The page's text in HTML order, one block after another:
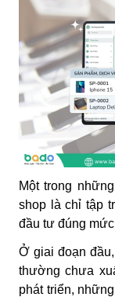
Một trong
shop là chỉ tập
đầu tư đúng
Ở giai đoạn
thường chưa
phát triển,